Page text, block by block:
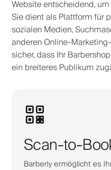
Website entscheidend,
Sie dient als Plattform für
sozialen Medien,
anderen Online-
sicher, dass Ihr
ein breiteres Publikum
Scan-to-
Barberly ermöglicht es